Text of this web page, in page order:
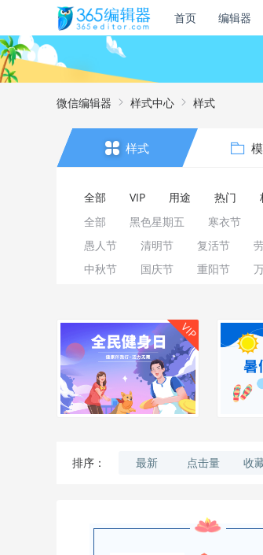
首页 编辑器
微信编辑器 样式中心 样式
样式
全部 VIP 用途 热门
全部
黑色星期五 寒衣节
愚人节
清明节 复活节
中秋节
国庆节 重阳节
VIP
排序： 最新 点击量 收